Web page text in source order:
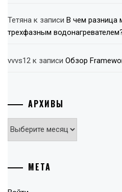
Тетяна к записи В чем
трехфазным
vvvs12 к записи Обзор
АРХИВЫ
Архивы
МЕТА